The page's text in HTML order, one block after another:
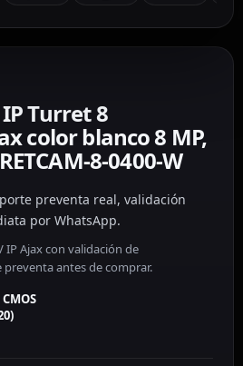
Turret 8
color blanco 8 MP,
8-0400-W
preventa real, validación
por WhatsApp.
IP Ajax con validación de
antes de comprar.